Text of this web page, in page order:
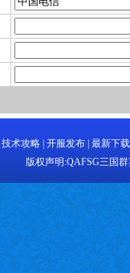
技术攻略| 开服发布| 最新下载
版权声明:QAFSG三国